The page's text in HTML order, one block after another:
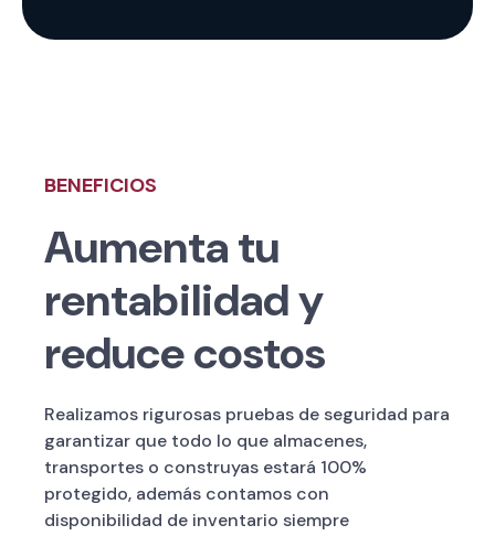
BENEFICIOS
Aumenta tu
rentabilidad y
reduce costos
Realizamos rigurosas pruebas de seguridad para
garantizar que todo lo que almacenes,
transportes o construyas estará 100%
protegido, además contamos con
disponibilidad de inventario siempre